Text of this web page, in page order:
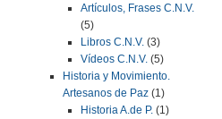
Artículos, Frases C.N.V.
(5)
Libros C.N.V. (3)
Vídeos C.N.V. (5)
Historia y Movimiento.
Artesanos de Paz (1)
Historia A.de P. (1)